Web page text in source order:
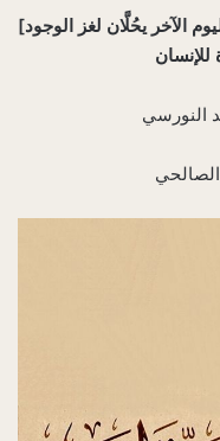
[هذه الكلمة تبيِّن كيف أن الإيمان بالله وباليوم الآخر يحُلَّان لغز الوجود
النورسي